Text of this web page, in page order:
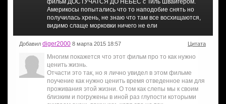
фильм ДОСТУЧАТСЯ ДО НЕБЕС с Тиль Швайгером.
Америкосы попытались что то наподобие снять но
получилась хрень, не знаю что там все восхищаются,
видимо слаще морковки ничего не ели
Добавил diger2000 8 марта 2015 18:57 Цитата
Многим покажется что этот фильм про то как нужно
ценить жизнь.
Отчасти это так, но я лично увидел в этом фильме
поучение как нужно ценить время отведенное нам для
проживания этой жизни. О том как слепы мы к своим
близким и погружены в иной раз глупости которыми